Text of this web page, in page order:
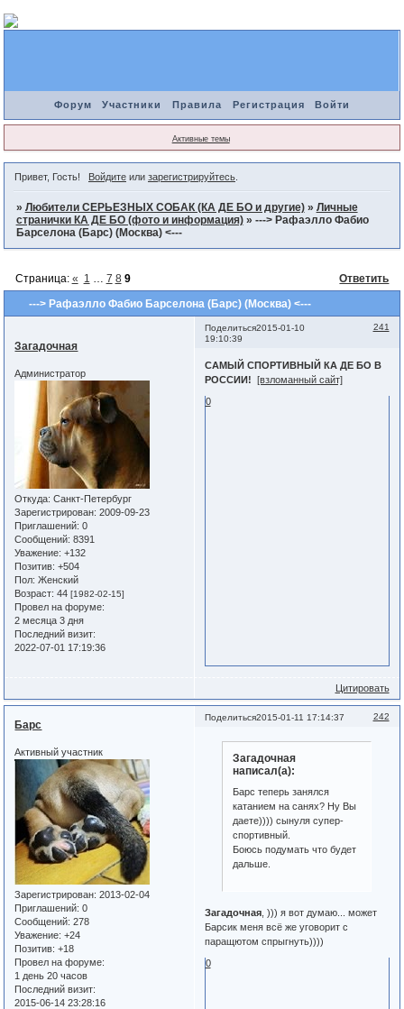
Форум Участники Правила Регистрация Войти
Активные темы
Привет, Гость! Войдитеили зарегистрируйтесь.
» Любители СЕРЬЕЗНЫХ СОБАК (КА ДЕ БО и другие) » Личные
странички КА ДЕ БО (фото и информация) » ---> Рафаэлло Фабио
Барселона (Барс) (Москва) <---
---> Рафаэлло Фабио Барселона (Барс) (Москва) <---
Страница: « 1 7 8 9 Ответить
Поделиться 241
2015-01-10
19:10:39
Загадочная
Администратор
Откуда: Санкт-Петербург
Зарегистрирован: 2009-09-23
Приглашений: 0
Сообщений: 8391
Уважение: +132
Позитив: +504
Пол: Женский
Возраст: 44[1982-02-15]
Провел на форуме:
2 месяца 3 дня
Последний визит:
2022-07-01 17:19:36
САМЫЙ СПОРТИВНЫЙ КА ДЕ БО В
РОССИИ! [взломанный сайт]
0
Цитировать
Поделиться 242
2015-01-11 17:14:37
Барс
Активный участник
Зарегистрирован: 2013-02-04
Приглашений: 0
Сообщений: 278
Уважение: +24
Позитив: +18
Провел на форуме:
1 день 20 часов
Последний визит:
2015-06-14 23:28:16
Загадочная
написал(а):
Барс теперь занялся
катанием на санях? Ну Вы
даете)))) сынуля супер-
спортивный.
Боюсь подумать что будет
дальше.
Загадочная, ))) я вот думаю... может
Барсик меня всё же уговорит с
паращютом спрыгнуть))))
0